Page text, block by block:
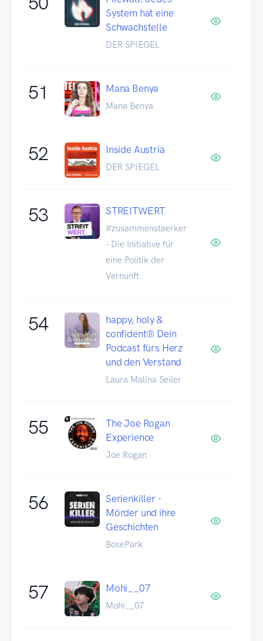
System hat eine
Schwachstelle
DER SPIEGEL
51 Mana Benya
Mana Benya
52 Inside Austria
DER SPIEGEL
53 STREITWERT
#zusammenstaerker
- Die Initiative für
eine Politik der
Vernunft.
54
happy, holy &
confident® Dein
Podcast fürs Herz
und den Verstand
Laura Malina Seiler
55
The Joe Rogan
Experience
Joe Rogan
56
Serienkiller -
Mörder und ihre
Geschichten
BosePark
57 Mohi__07
Mohi__07